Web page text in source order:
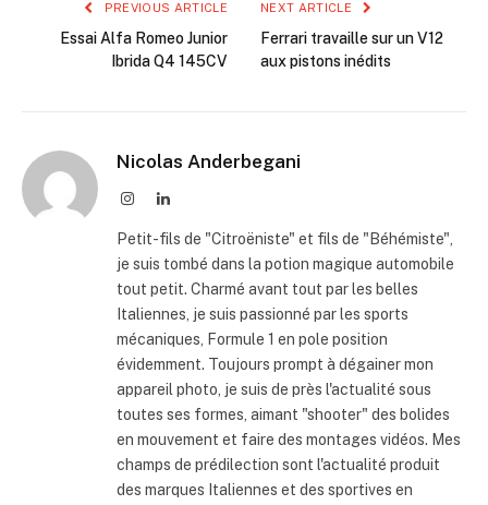
PREVIOUS ARTICLE
Essai Alfa Romeo Junior
Ibrida Q4 145CV
NEXT ARTICLE
Ferrari travaille sur un V12
aux pistons inédits
Nicolas Anderbegani
InstagramLinkedIn
Petit-fils de "Citroëniste" et fils de "Béhémiste",
je suis tombé dans la potion magique automobile
tout petit. Charmé avant tout par les belles
Italiennes, je suis passionné par les sports
mécaniques, Formule 1 en pole position
évidemment. Toujours prompt à dégainer mon
appareil photo, je suis de près l'actualité sous
toutes ses formes, aimant "shooter" des bolides
en mouvement et faire des montages vidéos. Mes
champs de prédilection sont l'actualité produit
des marques Italiennes et des sportives en